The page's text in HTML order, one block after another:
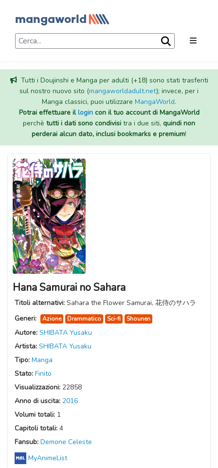
Tutti i Doujinshi e Manga per adulti (+18) sono stati trasferiti
sul nostro nuovo sito (mangaworldadult.net); invece, per i
Manga classici, puoi utilizzare MangaWorld.
Potrai effettuare illogincon il tuo account di MangaWorld
perchè tutti i dati sono condivisi tra i due siti, quindi non
perderai alcun dato, inclusi bookmarks e premium!
Hana Samurai no Sahara
Titoli alternativi: Sahara the Flower Samurai, 花侍のサハラ
Generi:
Azione Drammatico Sci-fi Shounen
Autore: SHIBATA Yusaku
Artista: SHIBATA Yusaku
Tipo: Manga
Stato: Finito
Visualizzazioni: 22858
Anno di uscita: 2016
Volumi totali: 1
Capitoli totali: 4
Fansub: Demone Celeste
MyAnimeList